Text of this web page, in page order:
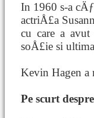
In 1960 s-a
actriÅ£a
cu care a
soÅ£ie si
Kevin Hagen a
Pe scurt